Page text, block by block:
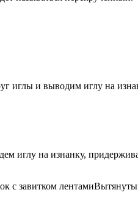
иглы и выводим иглу на
иглу на изнанку,
с завитком